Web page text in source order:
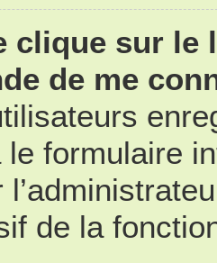
clique sur le
de me
formulaire
de la